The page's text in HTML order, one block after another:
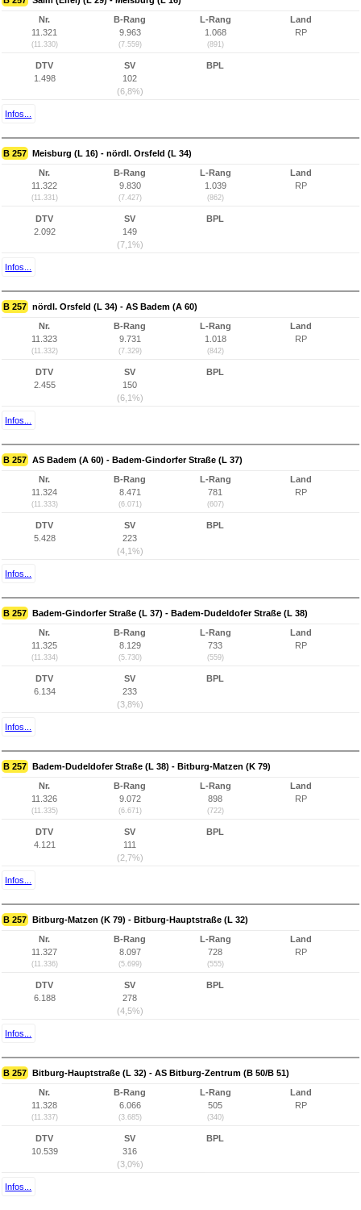
Nr.
11.321
(11.330)
B-Rang
9.963
(7.559)
L-Rang
1.068
(891)
Land
RP
DTV
1.498
SV
102
(6,8%)
BPL
Infos...
B 257 Meisburg (L 16) - nördl. Orsfeld (L 34)
Nr.
11.322
(11.331)
B-Rang
9.830
(7.427)
L-Rang
1.039
(862)
Land
RP
DTV
2.092
SV
149
(7,1%)
BPL
Infos...
B 257 nördl. Orsfeld (L 34) - AS Badem (A 60)
Nr.
11.323
(11.332)
B-Rang
9.731
(7.329)
L-Rang
1.018
(842)
Land
RP
DTV
2.455
SV
150
(6,1%)
BPL
Infos...
B 257 AS Badem (A 60) - Badem-Gindorfer Straße (L 37)
Nr.
11.324
(11.333)
B-Rang
8.471
(6.071)
L-Rang
781
(607)
Land
RP
DTV
5.428
SV
223
(4,1%)
BPL
Infos...
B 257 Badem-Gindorfer Straße (L 37) - Badem-Dudeldofer Straße (L 38)
Nr.
11.325
(11.334)
B-Rang
8.129
(5.730)
L-Rang
733
(559)
Land
RP
DTV
6.134
SV
233
(3,8%)
BPL
Infos...
B 257 Badem-Dudeldofer Straße (L 38) - Bitburg-Matzen (K 79)
Nr.
11.326
(11.335)
B-Rang
9.072
(6.671)
L-Rang
898
(722)
Land
RP
DTV
4.121
SV
111
(2,7%)
BPL
Infos...
B 257 Bitburg-Matzen (K 79) - Bitburg-Hauptstraße (L 32)
Nr.
11.327
(11.336)
B-Rang
8.097
(5.699)
L-Rang
728
(555)
Land
RP
DTV
6.188
SV
278
(4,5%)
BPL
Infos...
B 257 Bitburg-Hauptstraße (L 32) - AS Bitburg-Zentrum (B 50/B 51)
Nr.
11.328
(11.337)
B-Rang
6.066
(3.685)
L-Rang
505
(340)
Land
RP
DTV
10.539
SV
316
(3,0%)
BPL
Infos...